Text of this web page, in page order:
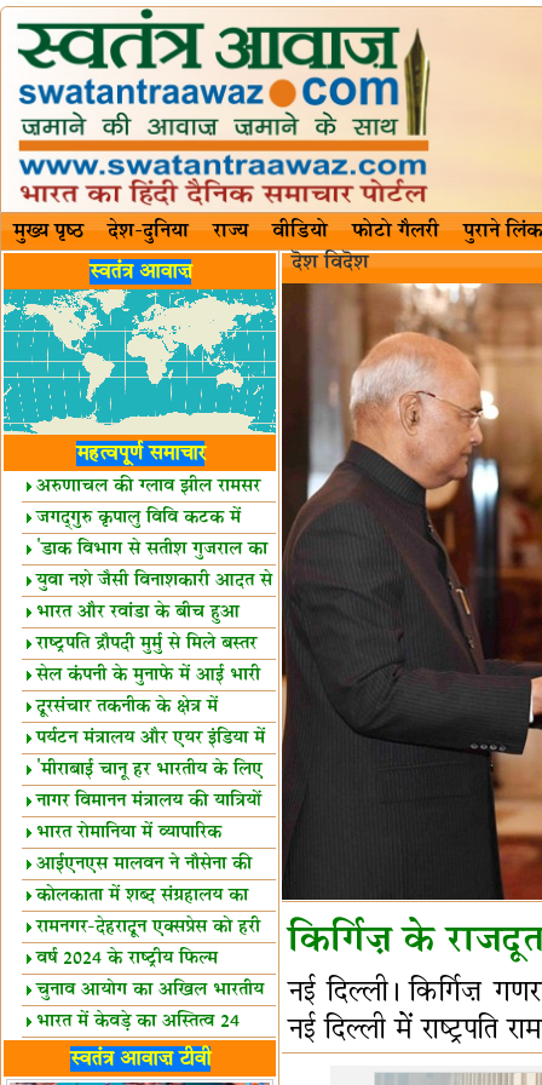
मुख्य पृष्ठ देश-दुनिया राज्य वीडियो फोटो गैलरी पुराने लिंक
स्वतंत्र आवाज़
महत्वपूर्ण समाचार
अरुणाचल की ग्लाव झील रामसर
स्थल घोषित
जगद्गुरु कृपालु विवि कटक में
शैक्षिक सत्र शुरू
'डाक विभाग से सतीश गुजराल का
रिश्ता गहरा'
युवा नशे जैसी विनाशकारी आदत से
दूर रहें-मोदी
भारत और रवांडा के बीच हुआ
व्यापार विस्तार
राष्ट्रपति द्रौपदी मुर्मु से मिले बस्तर
के प्रतिनिधि
सेल कंपनी के मुनाफे में आई भारी
उछाल!
दूरसंचार तकनीक के क्षेत्र में
उत्कृष्टता पुरस्कार
पर्यटन मंत्रालय और एयर इंडिया में
समझौता
'मीराबाई चानू हर भारतीय के लिए
प्रेरणा'
नागर विमानन मंत्रालय की यात्रियों
को सलाह
भारत रोमानिया में व्यापारिक
साझेदारियां
आईएनएस मालवन ने नौसेना की
ताकत बढ़ाई
कोलकाता में शब्द संग्रहालय का
उद्घाटन
रामनगर-देहरादून एक्सप्रेस को हरी
झंडीवर्ष 2024 के राष्ट्रीय फिल्म
पुरस्कारों की घोषणा
चुनाव आयोग का अखिल भारतीय
मीडिया सम्मेलन
भारत में केवड़े का अस्तित्‍व 24
लाख वर्ष!
लखनऊ में 'एक राष्ट्र एक चुनाव'
स्वतंत्र आवाज़ टीवी
दॆश‍ विदॆश‌
किर्गिज़ के
नई दिल्ली। किर्गिज़
नई दिल्ली में राष्ट्रपति